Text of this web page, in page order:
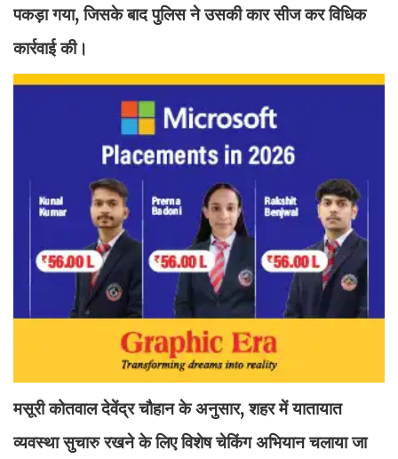
पकड़ा गया, जिसके बाद पुलिस ने उसकी कार सीज कर विधिक
कार्रवाई की।
मसूरी कोतवाल देवेंद्र चौहान के अनुसार, शहर में यातायात
व्यवस्था सुचारु रखने के लिए विशेष चेकिंग अभियान चलाया जा